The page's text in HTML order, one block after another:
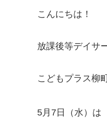
こんにちは！
放課後等デイサ
こどもプラス柳
5月7日（水）は